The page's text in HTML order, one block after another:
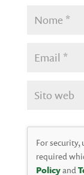
For security,
required
Policyand